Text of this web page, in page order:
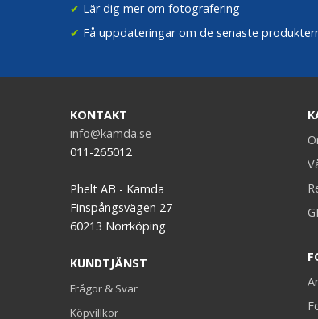
✔ Lär dig mer om fotografering
✔ Få uppdateringar om de senaste
KONTAKT
info@kamda.se
011-265012
Phelt AB - Kamda
Finspångsvägen 27
60213 Norrköping
KUNDTJÄNST
Frågor & Svar
Köpvillkor